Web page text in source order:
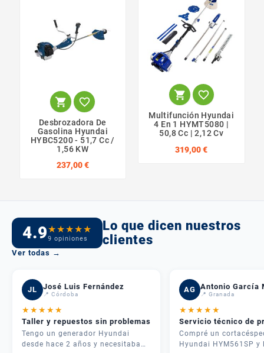
 
Desbrozadora De
Gasolina Hyundai
HYBC5200 - 51,7 Cc /
1,56 KW
237,00 €
 
Multifunción Hyundai
4 En 1 HYMT5080 |
50,8 Cc | 2,12 Cv
319,00 €
4.9★★★★★
9 opiniones
Lo que dicen nuestros
clientes
Ver todas →
JL José Luis Fernández
📍 Córdoba
★★★★★
Taller y repuestos sin problemas
Tengo un generador Hyundai
desde hace 2 años y necesitaba
AG Antonio García
📍 Granada
★★★★★
Servicio técnico de
Compré un
Hyundai HYM561SP y